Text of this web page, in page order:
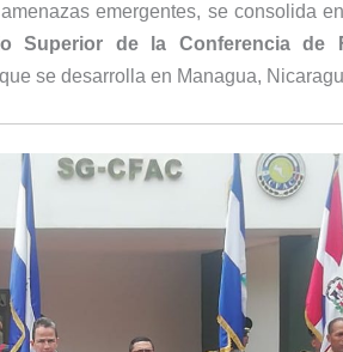
emergentes, se consolida
Superior de la Conferencia de
se desarrolla en Managua,